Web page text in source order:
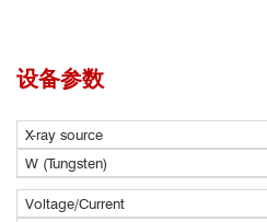
设备参数
X-ray source
W (Tungsten)
Voltage/Current